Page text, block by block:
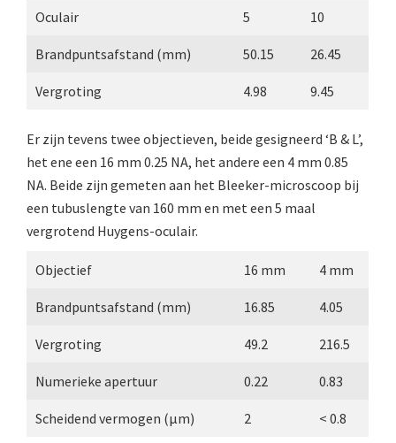
Oculair 5 10
Brandpuntsafstand (mm) 50.15 26.45
Vergroting 4.98 9.45
Er zijn tevens twee objectieven, beide gesigneerd ‘B & L’,
het ene een 16 mm 0.25 NA, het andere een 4 mm 0.85
NA. Beide zijn gemeten aan het Bleeker-microscoop bij
een tubuslengte van 160 mm en met een 5 maal
vergrotend Huygens-oculair.
Objectief 16 mm 4 mm
Brandpuntsafstand (mm) 16.85 4.05
Vergroting 49.2 216.5
Numerieke apertuur 0.22 0.83
Scheidend vermogen (µm) 2 < 0.8